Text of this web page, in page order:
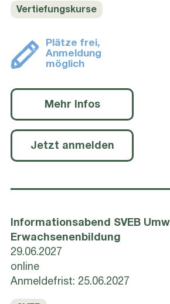
Vertiefungskurse
Plätze frei,
Anmeldung
möglich
Mehr Infos
Jetzt anmelden
Informationsabend SVEB
Erwachsenenbildung
29.06.2027
online
Anmeldefrist: 25.06.2027